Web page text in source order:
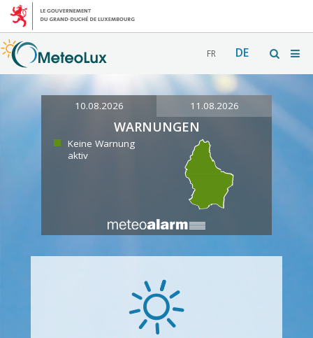
FR DE
10.08.2026 11.08.2026
WARNUNGEN
Keine Warnung
aktiv